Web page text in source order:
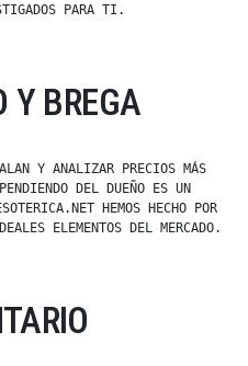
PARA TI.
Y BREGA
Y ANALIZAR PRECIOS MÁS
DEL DUEÑO ES UN
HEMOS HECHO POR
ELEMENTOS DEL MERCADO.